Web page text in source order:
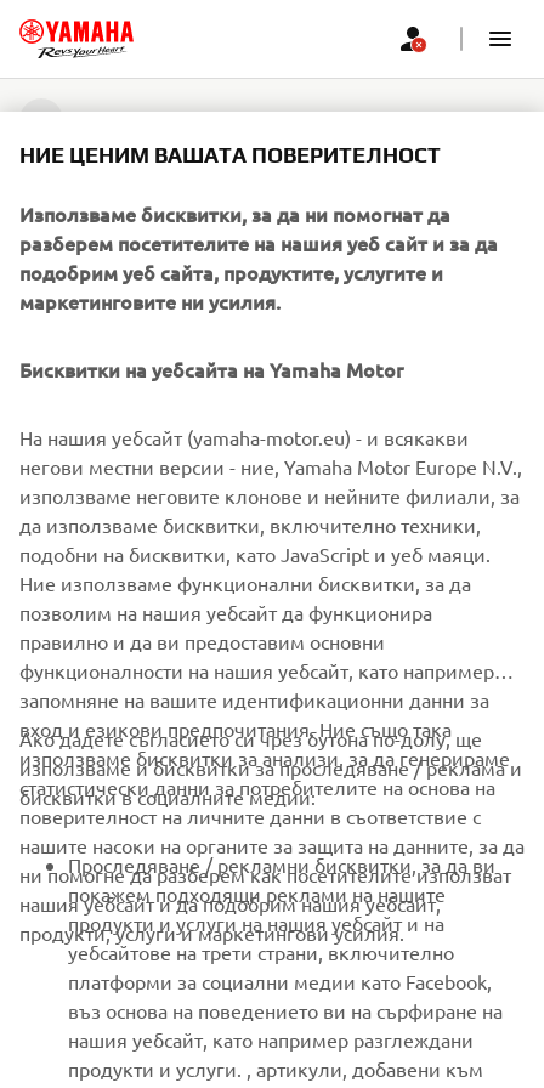
CORPORATE
FOR BUSINESS
MORE YAMAHA
SUPPORT
НОВИНАРСКИ БЮЛЕТИН
Бъдете първите, които ще научат за най-новите оферти,
специални събития, нови модели и много други
АБОНИРАНЕ
Прочетете нашата Политика за поверителност, за да научите
как обработваме вашите лични данни:Политика за защита на
личните данни
Bulgaria (Bulgarian)
© Copyright - 2026 Yamaha Motor Europe N.V. - All Rights
Reserved
Privacy PolicyCookiesLegal statement
НИЕ ЦЕНИМ ВАШАТА ПОВЕРИТЕЛНОСТ
Използваме бисквитки, за да ни помогнат да
разберем посетителите на нашия уеб сайт и за да
подобрим уеб сайта, продуктите, услугите и
маркетинговите ни усилия.
Бисквитки на уебсайта на Yamaha Motor
На нашия уебсайт (yamaha-motor.eu) - и всякакви
негови местни версии - ние, Yamaha Motor Europe N.V.,
използваме неговите клонове и нейните филиали, за
да използваме бисквитки, включително техники,
подобни на бисквитки, като JavaScript и уеб маяци.
Ние използваме функционални бисквитки, за да
позволим на нашия уебсайт да функционира
правилно и да ви предоставим основни
функционалности на нашия уебсайт, като например
запомняне на вашите идентификационни данни за
вход и езикови предпочитания. Ние също така
използваме бисквитки за анализи, за да генерираме
статистически данни за потребителите на основа на
поверителност на личните данни в съответствие с
нашите насоки на органите за защита на данните, за да
ни помогне да разберем как посетителите използват
нашия уебсайт и да подобрим нашия уебсайт,
продукти, услуги и маркетингови усилия.
Ако дадете съгласието си чрез бутона по-долу, ще
използваме и бисквитки за проследяване / реклама и
бисквитки в социалните медии:
Проследяване / рекламни бисквитки, за да ви
покажем подходящи реклами на нашите
продукти и услуги на нашия уебсайт и на
уебсайтове на трети страни, включително
платформи за социални медии като Facebook,
въз основа на поведението ви на сърфиране на
нашия уебсайт, като например разглеждани
продукти и услуги. , артикули, добавени към